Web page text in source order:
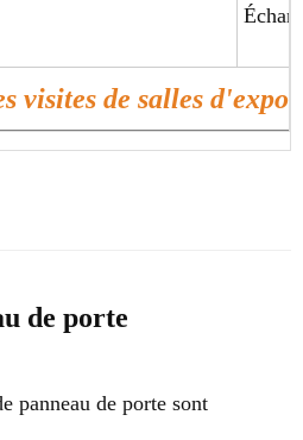
visites de salles
de porte
panneau de porte sont